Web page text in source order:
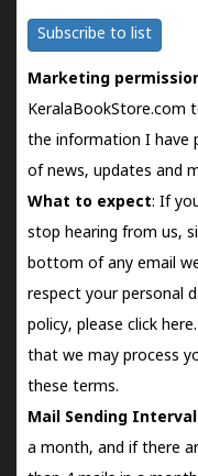
Subscribe to list
Marketing
KeralaBookStore.com
the information I have
of news, updates and
What to expect: If
stop hearing from us,
bottom of any email
respect your personal
policy, please click here.
that we may process
these terms.
Mail Sending
a month, and if there